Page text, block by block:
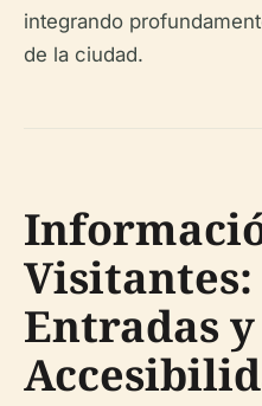
integrando
de la ciudad.
Entradas y